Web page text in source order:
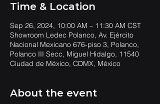
Time & Location
Sep 26, 2024, 10:00 AM – 11:30 AM CST
Showroom Ledec Polanco, Av. Ejército
Nacional Mexicano 676-piso 3, Polanco,
Polanco III Secc, Miguel Hidalgo, 11540
Ciudad de México, CDMX, México
About the event